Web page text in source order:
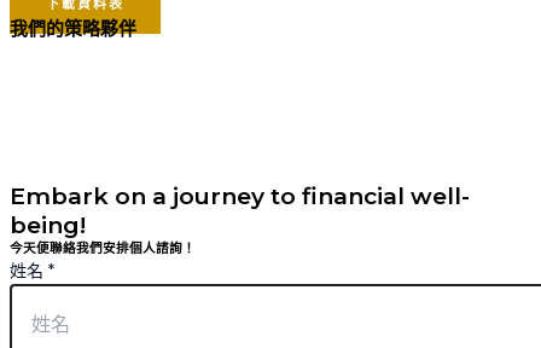
下載資料表
我們的策略夥伴
Embark on a journey to financial well-
being!
今天便聯絡我們安排個人諮詢！
姓名 *